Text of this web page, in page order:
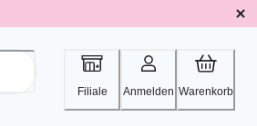
Filiale Anmelden Warenkorb